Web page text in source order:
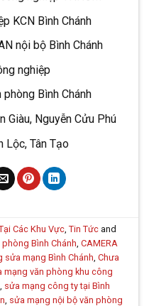
KCN Bình Chánh
nội bộ Bình Chánh
nghiệp
Bình Chánh
Giàu, Nguyễn Cửu Phú
Lộc, Tân Tạo
Các Khu Vực, Tin Tứcand
Bình Chánh CAMERA
sửa mạng Bình Chánh Chưa
mạng văn phòng khu công
sửa mạng công ty tại Bình
sửa mạng nội bộ văn phòng